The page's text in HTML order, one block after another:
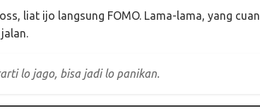
liat ijo langsung FOMO. Lama-lama, yang cuan
lo jago, bisa jadi lo panikan.